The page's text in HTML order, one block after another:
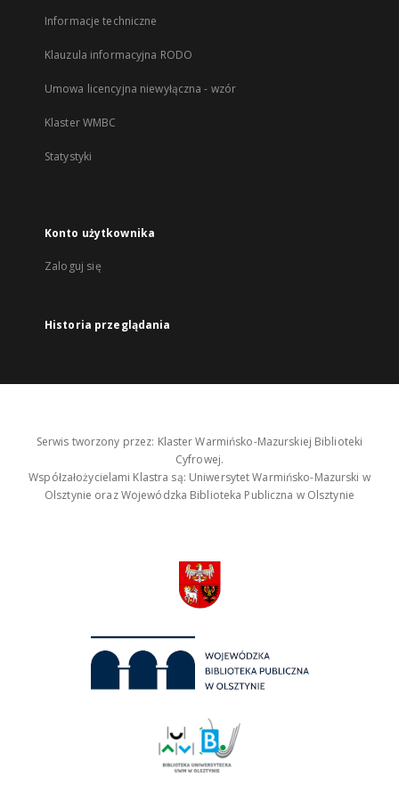
Informacje techniczne
Klauzula informacyjna RODO
Umowa licencyjna niewyłączna - wzór
Klaster WMBC
Statystyki
Konto użytkownika
Zaloguj się
Historia przeglądania
Serwis tworzony przez: Klaster Warmińsko-Mazurskiej Biblioteki
Cyfrowej.
Współzałożycielami Klastra są: Uniwersytet Warmińsko-Mazurski w
Olsztynie oraz Wojewódzka Biblioteka Publiczna w Olsztynie